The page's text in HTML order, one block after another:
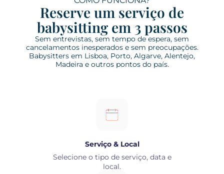
Reserve um serviço de
babysitting em 3 passos
Sem entrevistas, sem tempo de espera, sem
cancelamentos inesperados e sem preocupações.
Babysitters em Lisboa, Porto, Algarve, Alentejo,
Madeira e outros pontos do país.
Serviço & Local
Selecione o tipo de serviço, data e
local.